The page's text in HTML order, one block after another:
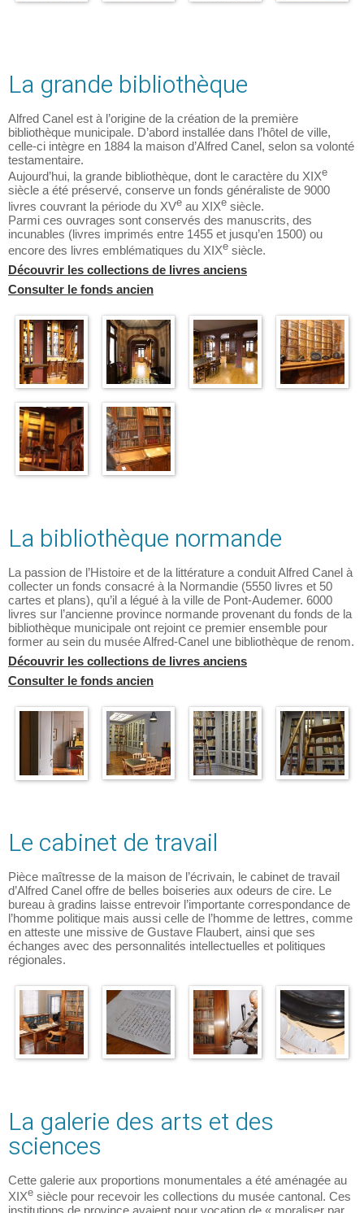
La grande bibliothèque
Alfred Canel est à l’origine de la création de la première
bibliothèque municipale. D’abord installée dans l’hôtel de ville,
celle-ci intègre en 1884 la maison d’Alfred Canel, selon sa volonté
testamentaire.
Aujourd’hui, la grande bibliothèque, dont le caractère du XIXe
siècle a été préservé, conserve un fonds généraliste de 9000
livres couvrant la période du XVe au XIXe siècle.
Parmi ces ouvrages sont conservés des manuscrits, des
incunables (livres imprimés entre 1455 et jusqu’en 1500) ou
encore des livres emblématiques du XIXe siècle.
Découvrir les collections de livres anciens
Consulter le fonds ancien
La bibliothèque normande
La passion de l’Histoire et de la littérature a conduit Alfred Canel à
collecter un fonds consacré à la Normandie (5550 livres et 50
cartes et plans), qu’il a légué à la ville de Pont-Audemer. 6000
livres sur l’ancienne province normande provenant du fonds de la
bibliothèque municipale ont rejoint ce premier ensemble pour
former au sein du musée Alfred-Canel une bibliothèque de renom.
Découvrir les collections de livres anciens
Consulter le fonds ancien
Le cabinet de travail
Pièce maîtresse de la maison de l’écrivain, le cabinet de travail
d’Alfred Canel offre de belles boiseries aux odeurs de cire. Le
bureau à gradins laisse entrevoir l’importante correspondance de
l’homme politique mais aussi celle de l’homme de lettres, comme
en atteste une missive de Gustave Flaubert, ainsi que ses
échanges avec des personnalités intellectuelles et politiques
régionales.
La galerie des arts et des
sciences
Cette galerie aux proportions monumentales a été aménagée au
XIXe siècle pour recevoir les collections du musée cantonal. Ces
institutions de province avaient pour vocation de « moraliser par